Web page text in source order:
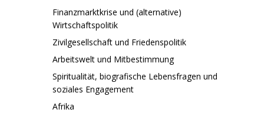
Finanzmarktkrise und (alternative)
Wirtschaftspolitik
Zivilgesellschaft und Friedenspolitik
Arbeitswelt und Mitbestimmung
Spiritualität, biografische Lebensfragen und
soziales Engagement
Afrika